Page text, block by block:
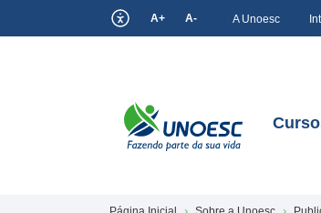
A+ A- A Unoesc